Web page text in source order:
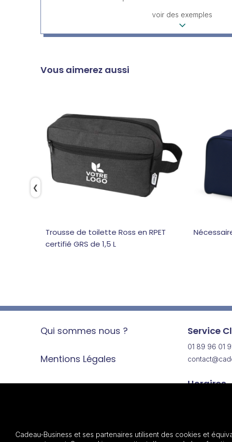
voir des exemples
Vous aimerez aussi
Trousse de toilette Ross en RPET
certifié GRS de 1,5 L
❮
Qui sommes nous ?
Mentions Légales
Données Personnelles
Service
01 89 96 01
Horaires
Cadeau-Business et ses partenaires utilisent des cookies et